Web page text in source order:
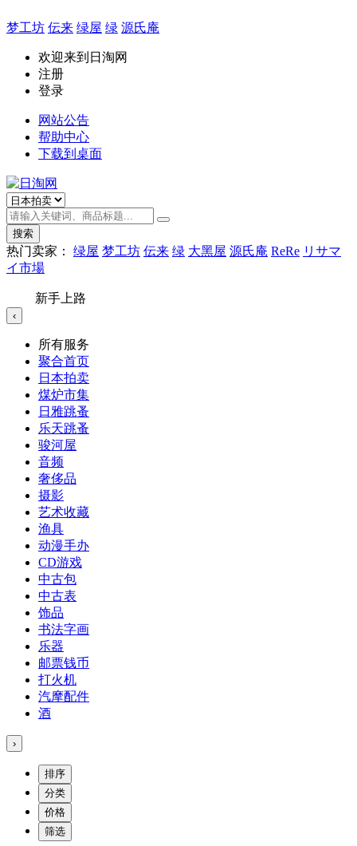
梦工坊 伝来 绿屋 绿 源氏庵
欢迎来到日淘网
注册
登录
网站公告
帮助中心
下载到桌面
搜索
热门卖家： 绿屋 梦工坊 伝来 绿 大黑屋 源氏庵 ReRe リサマ
イ市場
新手上路
‹
所有服务
聚合首页
日本拍卖
煤炉市集
日雅跳蚤
乐天跳蚤
骏河屋
音频
奢侈品
摄影
艺术收藏
渔具
动漫手办
CD游戏
中古包
中古表
饰品
书法字画
乐器
邮票钱币
打火机
汽摩配件
酒
›
排序
分类
价格
筛选